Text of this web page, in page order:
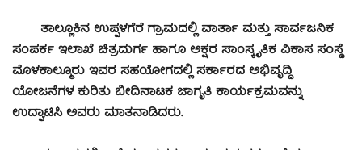
ತಾಲ್ಲೂಕಿನ ಉಪ್ಪಳಗೆರೆ ಗ್ರಾಮದಲ್ಲಿ ವಾರ್ತಾ ಮತ್ತು ಸಾರ್ವಜನಿಕ
ಸಂಪರ್ಕ ಇಲಾಖೆ ಚಿತ್ರದುರ್ಗ ಹಾಗೂ ಅಕ್ಷರ ಸಾಂಸ್ಕೃತಿಕ ವಿಕಾಸ ಸಂಸ್ಥೆ
ಮೊಳಕಾಲ್ಮೂರು ಇವರ ಸಹಯೋಗದಲ್ಲಿ ಸರ್ಕಾರದ ಅಭಿವೃದ್ಧಿ
ಯೋಜನೆಗಳ ಕುರಿತು ಬೀದಿನಾಟಕ ಜಾಗೃತಿ ಕಾರ್ಯಕ್ರಮವನ್ನು
ಉದ್ಘಾಟಿಸಿ ಅವರು ಮಾತನಾಡಿದರು.